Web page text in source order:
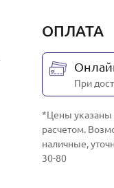
ОПЛАТА
При
*Цены указаны
расчетом.
наличные,
30-80